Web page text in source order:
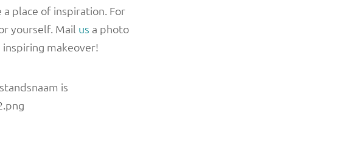
a place of inspiration. For
yourself. Mail us a photo
makeover!